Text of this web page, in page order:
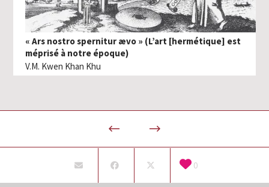
« Ars nostro spernitur ævo » (L’art [hermétique] est
méprisé à notre époque)
V.M. Kwen Khan Khu
0